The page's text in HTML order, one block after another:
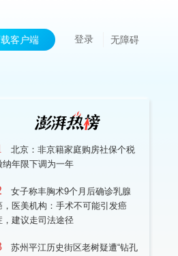
客户端 登录 无障碍
北京：非京籍家庭购房社保个税
纳年限下调为一年
女子称丰胸术9个月后确诊乳腺
，医美机构：手术不可能引发癌
，建议走司法途径
苏州平江历史街区老树疑遭“钻孔